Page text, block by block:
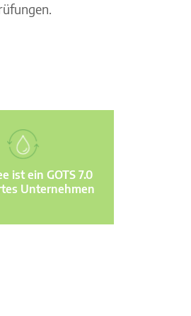
ist ein GOTS 7.0
Unternehmen